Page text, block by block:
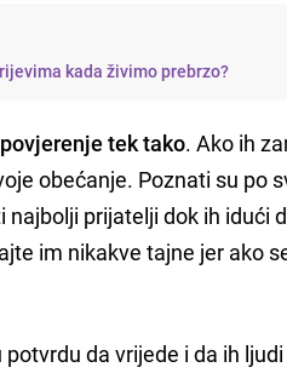
kada živimo prebrzo?
tek tako. Ako ih
obećanje. Poznati su po
prijatelji dok ih idući
im nikakve tajne jer ako
da vrijede i da ih